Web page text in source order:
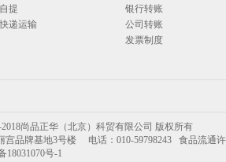
自提
快递运输
银行转账
公司转账
发票制度
尚品正华（北京）科贸有限公司 版权所有
宫品牌基地3号楼 电话：010-59798243 食品流通
号-1